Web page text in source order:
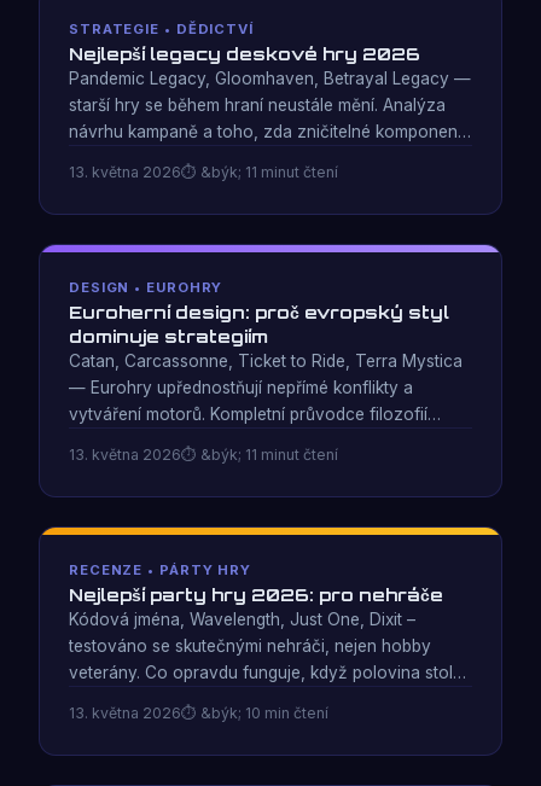
STRATEGIE • DĚDICTVÍ
Nejlepší legacy deskové hry 2026
Pandemic Legacy, Gloomhaven, Betrayal Legacy —
starší hry se během hraní neustále mění. Analýza
návrhu kampaně a toho, zda zničitelné komponenty
13. května 2026 &býk; 11 minut čtení
DESIGN • EUROHRY
Euroherní design: proč evropský styl
dominuje strategiím
Catan, Carcassonne, Ticket to Ride, Terra Mystica
— Eurohry upřednostňují nepřímé konflikty a
vytváření motorů. Kompletní průvodce filozofií
nejlepších BGG.
13. května 2026 &býk; 11 minut čtení
RECENZE • PÁRTY HRY
Nejlepší party hry 2026: pro nehráče
Kódová jména, Wavelength, Just One, Dixit –
testováno se skutečnými nehráči, nejen hobby
veterány. Co opravdu funguje, když polovina stolu
13. května 2026 &býk; 10 min čtení